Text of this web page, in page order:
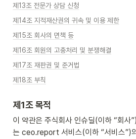
제13조 전문가 상담 신청
제14조 지적재산권의 귀속 및 이용 제한
제15조 회사의 면책 등
제16조 회원의 고충처리 및 분쟁해결
제17조 재판권 및 준거법
제18조 부칙
제1조 목적
이 약관은 주식회사 인슈딜(이하 “회사
는 ceo.report 서비스(이하 “서비스”)